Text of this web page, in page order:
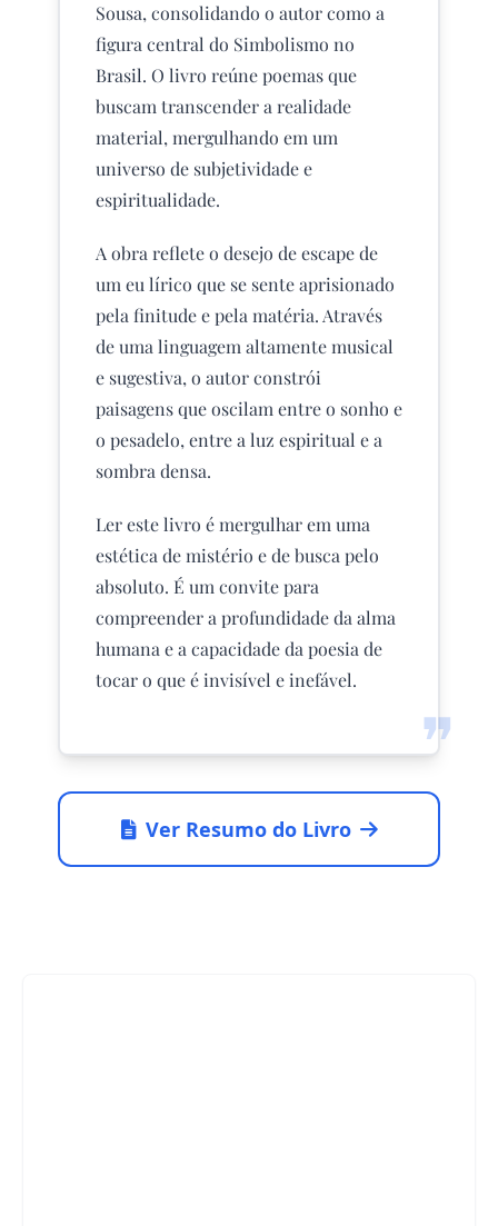
❞
Sousa, consolidando o autor como a
figura central do Simbolismo no
Brasil. O livro reúne poemas que
buscam transcender a realidade
material, mergulhando em um
universo de subjetividade e
espiritualidade.
A obra reflete o desejo de escape de
um eu lírico que se sente aprisionado
pela finitude e pela matéria. Através
de uma linguagem altamente musical
e sugestiva, o autor constrói
paisagens que oscilam entre o sonho e
o pesadelo, entre a luz espiritual e a
sombra densa.
Ler este livro é mergulhar em uma
estética de mistério e de busca pelo
absoluto. É um convite para
compreender a profundidade da alma
humana e a capacidade da poesia de
tocar o que é invisível e inefável.
Ver Resumo do Livro